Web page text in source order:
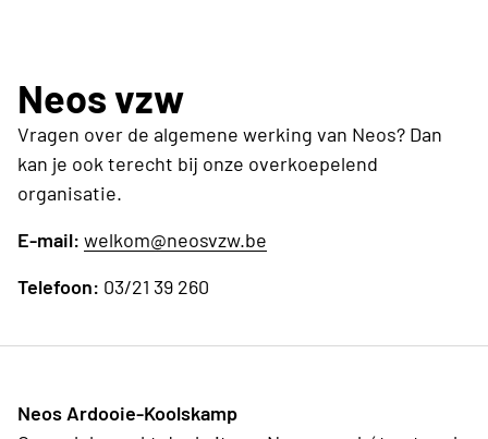
Neos vzw
Vragen over de algemene werking van Neos? Dan
kan je ook terecht bij onze overkoepelend
organisatie.
E-mail: welkom@neosvzw.be
Telefoon: 03/21 39 260
Neos Ardooie-Koolskamp